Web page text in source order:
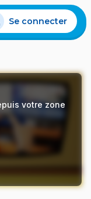
Se connecter
votre zone